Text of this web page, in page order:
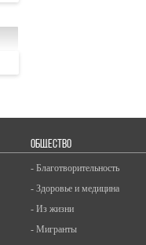
ОБЩЕСТВО
- Благотворительность
- Здоровье и медицина
- Из жизни
- Мигранты